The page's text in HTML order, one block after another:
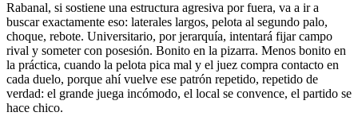
Rabanal, si sostiene una estructura agresiva por fuera, va a ir a
buscar exactamente eso: laterales largos, pelota al segundo palo,
choque, rebote. Universitario, por jerarquía, intentará fijar campo
rival y someter con posesión. Bonito en la pizarra. Menos bonito en
la práctica, cuando la pelota pica mal y el juez compra contacto en
cada duelo, porque ahí vuelve ese patrón repetido, repetido de
verdad: el grande juega incómodo, el local se convence, el partido se
hace chico.